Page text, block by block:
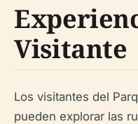
Visitante
Los visitantes del
pueden explorar las